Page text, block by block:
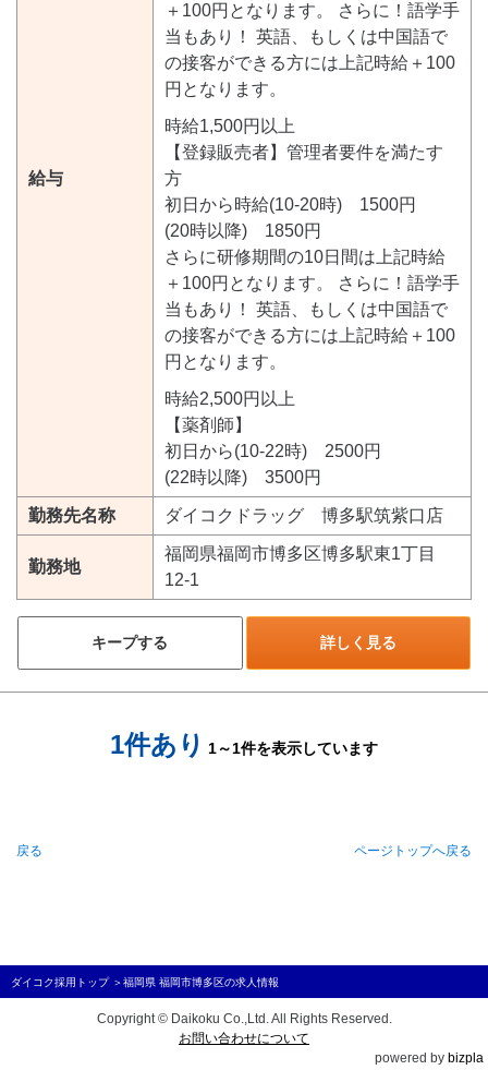
給与
＋100円となります。 さらに！語学手
当もあり！ 英語、もしくは中国語で
の接客ができる方には上記時給＋100
円となります。
時給1,500円以上
【登録販売者】管理者要件を満たす
方
初日から時給(10-20時) 1500円
(20時以降) 1850円
さらに研修期間の10日間は上記時給
＋100円となります。 さらに！語学手
当もあり！ 英語、もしくは中国語で
の接客ができる方には上記時給＋100
円となります。
時給2,500円以上
【薬剤師】
初日から(10-22時) 2500円
(22時以降) 3500円
勤務先名称 ダイコクドラッグ 博多駅筑紫口店
勤務地
福岡県福岡市博多区博多駅東1丁目
12-1
キープする 詳しく見る
1件あり 1～1件を表示しています
戻る ページトップへ戻る
ダイコク採用トップ ＞福岡県 福岡市博多区の求人情報
Copyright © Daikoku Co.,Ltd. All Rights Reserved.
お問い合わせについて
powered by bizpla